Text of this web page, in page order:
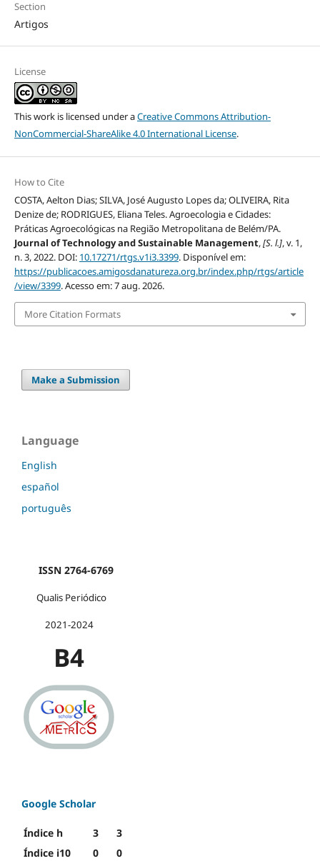
Section
Artigos
License
This work is licensed under aCreative Commons Attribution-
NonCommercial-ShareAlike 4.0 International License.
How to Cite
COSTA, Aelton Dias; SILVA, José Augusto Lopes da; OLIVEIRA, Rita
Denize de; RODRIGUES, Eliana Teles. Agroecologia e Cidades:
Práticas Agroecológicas na Região Metropolitana de Belém/PA.
Journal of Technology and Sustainable Management,[S. l.], v. 1,
n. 3, 2022. DOI: 10.17271/rtgs.v1i3.3399. Disponível em:
https://publicacoes.amigosdanatureza.org.br/index.php/rtgs/article
/view/3399. Acesso em: 7 aug. 2026.
More Citation Formats
Make a Submission
Language
English
español
português
ISSN 2764-6769
Qualis Periódico
2021-2024
B4
Google Scholar
Índice h 3
3
Índice i10
0 0